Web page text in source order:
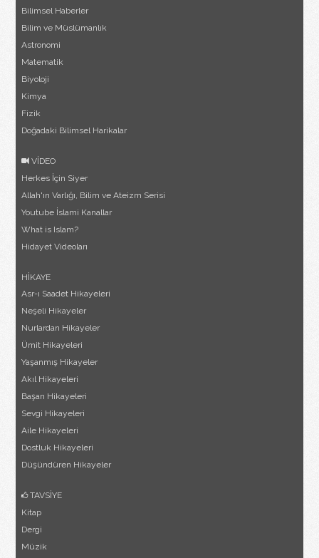
Bilimsel Haberler
Bilim ve Müslümanlık
Astronomi
Matematik
Biyoloji
Kimya
Fizik
Doğadaki Bilimsel Harikalar
VİDEO
Herkes İçin Siyer
Allah'ın Varlığı, Bilim ve Ateizm Serisi
Youtube İslami Kanallar
What is Islam?
Hidayet Videoları
HİKAYE
Asr-ı Saadet Hikayeleri
Neşeli Hikayeler
Nurlardan Hikayeler
Ümit Hikayeleri
Yaşanmış Hikayeler
Akıl Hikayeleri
Başarı Hikayeleri
Sevgi Hikayeleri
Aile Hikayeleri
Dostluk Hikayeleri
Düşündüren Hikayeler
TAVSİYE
Kitap
Dergi
Müzik